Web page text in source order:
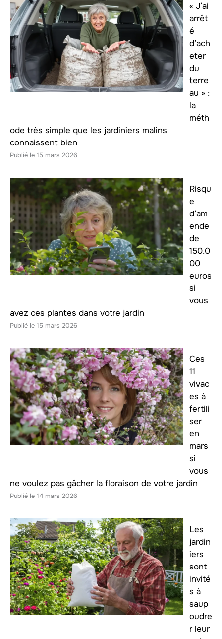
« J’ai
arrêt
é
d’ach
eter
du
terre
au » :
la
méth
ode très simple que les jardiniers malins
connaissent bien
15 mars 2026
Risqu
e
d’am
ende
de
150.0
00
euros
si
vous
avez ces plantes dans votre jardin
15 mars 2026
Ces
11
vivac
es à
fertili
ser
en
mars
si
vous
ne voulez pas gâcher la floraison de votre jardin
14 mars 2026
Les
jardin
iers
sont
invité
s à
saup
oudre
r leur